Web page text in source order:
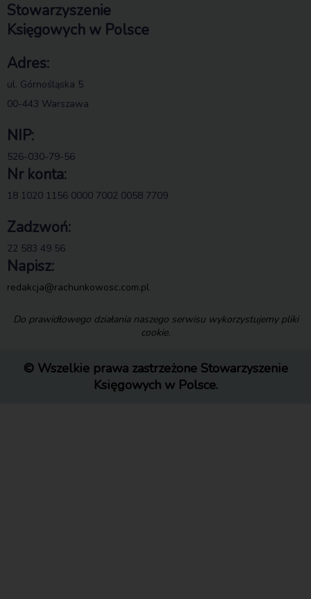
Stowarzyszenie
Księgowych w Polsce
Adres:
ul. Górnośląska 5
00-443 Warszawa
NIP:
526-030-79-56
Nr konta:
18 1020 1156 0000 7002 0058 7709
Zadzwoń:
22 583 49 56
Napisz:
redakcja@rachunkowosc.com.pl
Do prawidłowego działania naszego serwisu wykorzystujemy pliki
cookie.
© Wszelkie prawa zastrzeżone Stowarzyszenie
Księgowych w Polsce.